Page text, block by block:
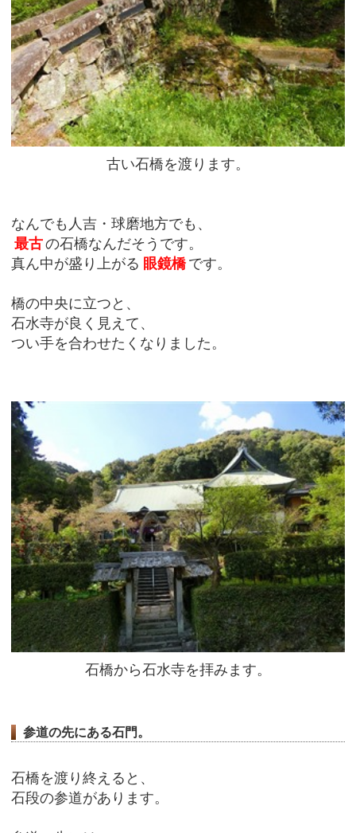
古い石橋を渡ります。
なんでも人吉・球磨地方でも、
最古の石橋なんだそうです。
真ん中が盛り上がる 眼鏡橋 です。
橋の中央に立つと、
石水寺が良く見えて、
つい手を合わせたくなりました。
石橋から石水寺を拝みます。
参道の先にある石門。
石橋を渡り終えると、
石段の参道があります。